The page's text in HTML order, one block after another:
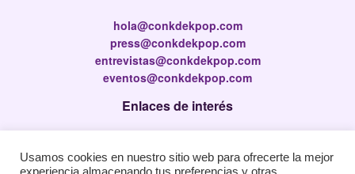
hola@conkdekpop.com
press@conkdekpop.com
entrevistas@conkdekpop.com
eventos@conkdekpop.com
Enlaces de interés
Política de privacidad
Usamos cookies en nuestro sitio web para ofrecerte la mejor